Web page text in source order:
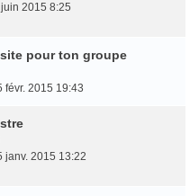
juin 2015 8:25
pour ton groupe
févr. 2015 19:43
janv. 2015 13:22